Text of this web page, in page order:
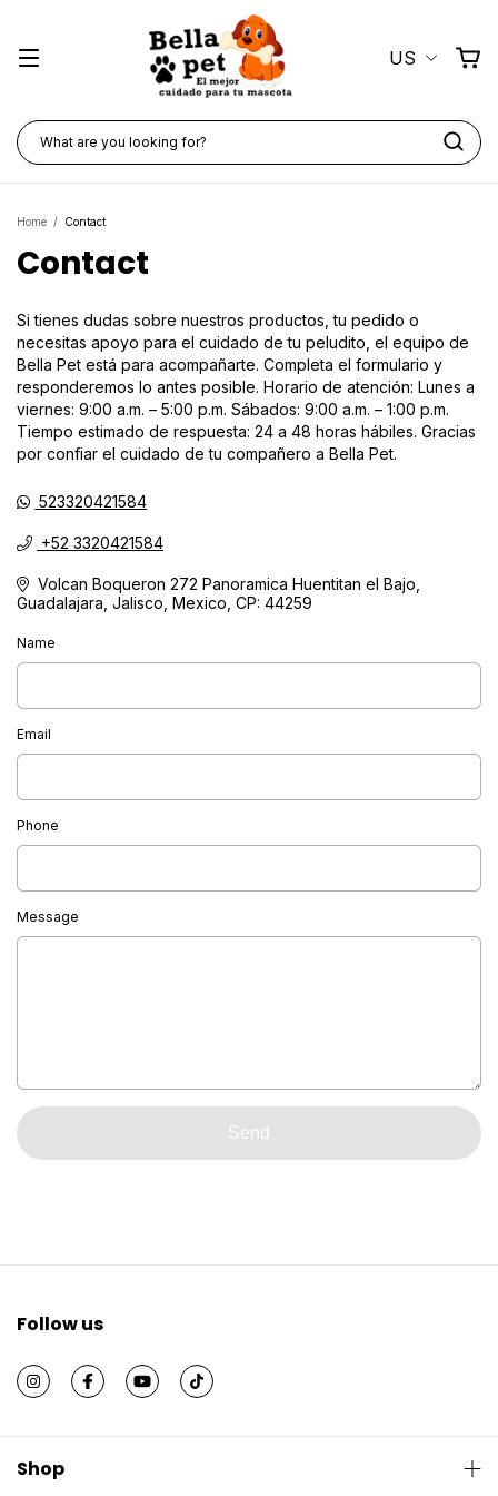
US
Home / Contact
Contact
Si tienes dudas sobre nuestros productos, tu pedido o
necesitas apoyo para el cuidado de tu peludito, el equipo de
Bella Pet está para acompañarte. Completa el formulario y
responderemos lo antes posible. Horario de atención: Lunes a
viernes: 9:00 a.m. – 5:00 p.m. Sábados: 9:00 a.m. – 1:00 p.m.
Tiempo estimado de respuesta: 24 a 48 horas hábiles. Gracias
por confiar el cuidado de tu compañero a Bella Pet.
523320421584
+52 3320421584
Volcan Boqueron 272 Panoramica Huentitan el Bajo,
Guadalajara, Jalisco, Mexico, CP: 44259
Name
Email
Phone
Message
Send
Follow us
Shop